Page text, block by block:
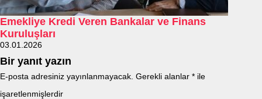
Emekliye Kredi Veren Bankalar ve Finans
Kuruluşları
03.01.2026
Bir yanıt yazın
E-posta adresiniz yayınlanmayacak. Gerekli alanlar * ile
işaretlenmişlerdir